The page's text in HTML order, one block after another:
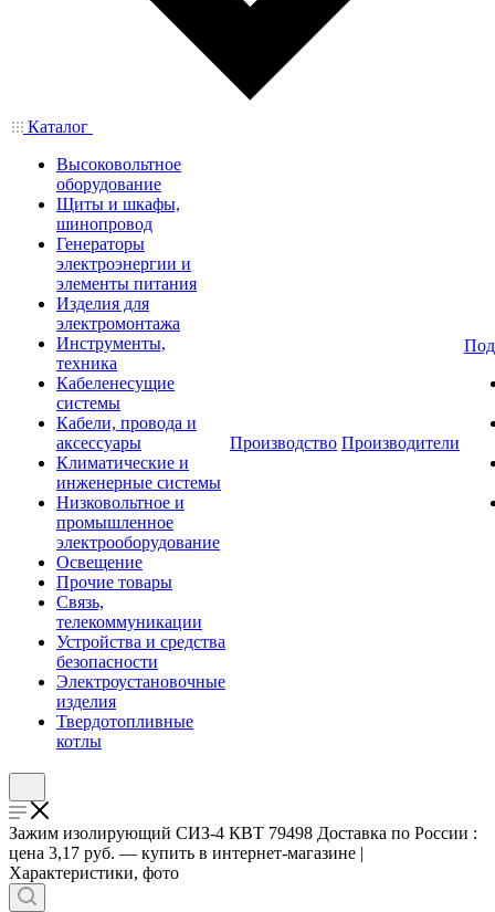
Каталог
Высоковольтное
оборудование
Щиты и шкафы,
шинопровод
Генераторы
электроэнергии и
элементы питания
Изделия для
электромонтажа
Инструменты,
техника
Кабеленесущие
системы
Кабели, провода и
аксессуары
Климатические и
инженерные системы
Низковольтное и
промышленное
электрооборудование
Освещение
Прочие товары
Связь,
телекоммуникации
Устройства и средства
безопасности
Электроустановочные
изделия
Твердотопливные
котлы
Производство Производители
Зажим изолирующий СИЗ-4 КВТ 79498 Доставка по России :
цена 3,17 руб. — купить в интернет-магазине |
Характеристики, фото